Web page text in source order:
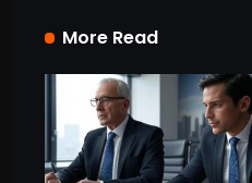
More Read